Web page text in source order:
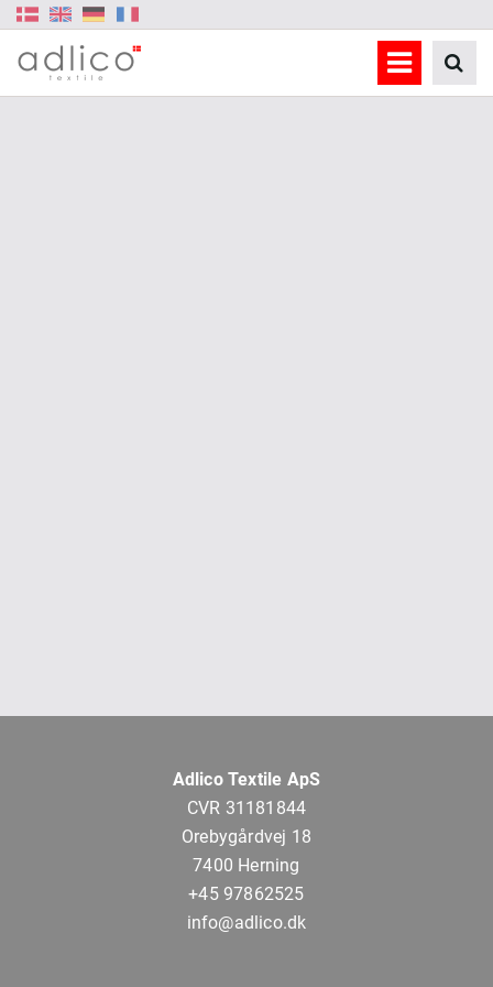
Adlico Textile ApS
CVR 31181844
Orebygårdvej 18
7400 Herning
+45 97862525
info@adlico.dk